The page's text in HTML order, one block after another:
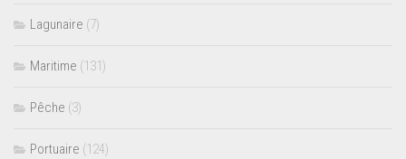
Lagunaire (7)
Maritime (131)
Pêche (3)
Portuaire (124)